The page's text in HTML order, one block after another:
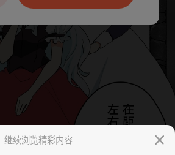
继续浏览精彩内容